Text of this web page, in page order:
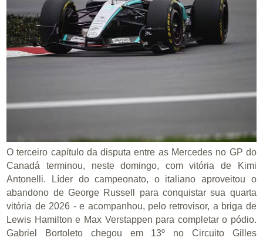
O terceiro capítulo da disputa entre as Mercedes no GP do
Canadá terminou, neste domingo, com vitória de Kimi
Antonelli. Líder do campeonato, o italiano aproveitou o
abandono de George Russell para conquistar sua quarta
vitória de 2026 - e acompanhou, pelo retrovisor, a briga de
Lewis Hamilton e Max Verstappen para completar o pódio.
Gabriel Bortoleto chegou em 13º no Circuito Gilles